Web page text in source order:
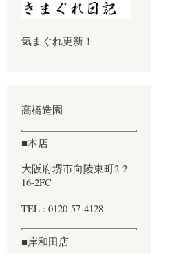
気まぐれ更新！
高橋造園
■本店
大阪府堺市向陵東町2-2-
16-2FC
TEL : 0120-57-4128
■岸和田店